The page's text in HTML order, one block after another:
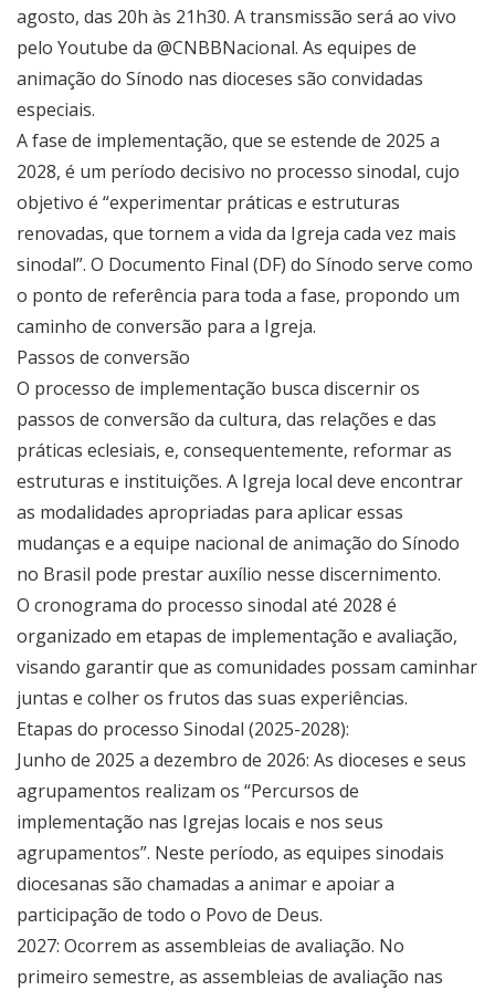
agosto, das 20h às 21h30. A transmissão será ao vivo
pelo Youtube da @CNBBNacional. As equipes de
animação do Sínodo nas dioceses são convidadas
especiais.
A fase de implementação, que se estende de 2025 a
2028, é um período decisivo no processo sinodal, cujo
objetivo é “experimentar práticas e estruturas
renovadas, que tornem a vida da Igreja cada vez mais
sinodal”. O Documento Final (DF) do Sínodo serve como
o ponto de referência para toda a fase, propondo um
caminho de conversão para a Igreja.
Passos de conversão
O processo de implementação busca discernir os
passos de conversão da cultura, das relações e das
práticas eclesiais, e, consequentemente, reformar as
estruturas e instituições. A Igreja local deve encontrar
as modalidades apropriadas para aplicar essas
mudanças e a equipe nacional de animação do Sínodo
no Brasil pode prestar auxílio nesse discernimento.
O cronograma do processo sinodal até 2028 é
organizado em etapas de implementação e avaliação,
visando garantir que as comunidades possam caminhar
juntas e colher os frutos das suas experiências.
Etapas do processo Sinodal (2025-2028):
Junho de 2025 a dezembro de 2026: As dioceses e seus
agrupamentos realizam os “Percursos de
implementação nas Igrejas locais e nos seus
agrupamentos”. Neste período, as equipes sinodais
diocesanas são chamadas a animar e apoiar a
participação de todo o Povo de Deus.
2027: Ocorrem as assembleias de avaliação. No
primeiro semestre, as assembleias de avaliação nas